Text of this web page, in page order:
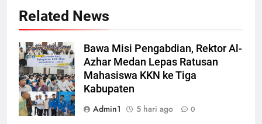
Related News
Bawa Misi Pengabdian, Rektor Al-
Azhar Medan Lepas Ratusan
Mahasiswa KKN ke Tiga
Kabupaten
Admin1
5 hari ago 0